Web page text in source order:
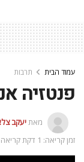
עמוד הבית תרבות
פנטזיה
מאתיעקב
זמן קריאה: 1 דקת קריאה